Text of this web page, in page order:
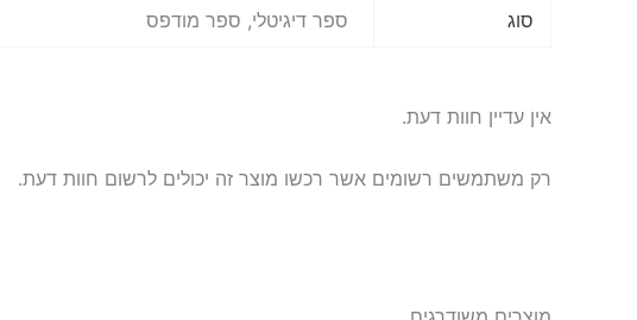
סוג ספר דיגיטלי, ספר מודפס
אין עדיין חוות דעת.
רק משתמשים רשומים אשר רכשו מוצר זה יכולים לרשום חוות דעת.